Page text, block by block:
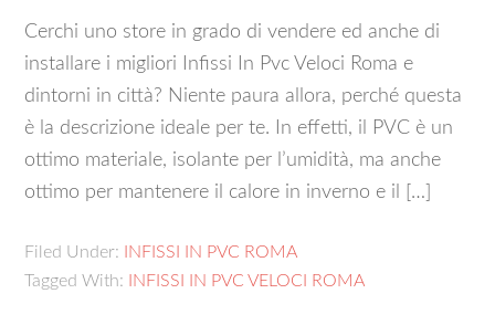
Cerchi uno store in grado di vendere ed anche di
installare i migliori Infissi In Pvc Veloci Roma e
dintorni in città? Niente paura allora, perché questa
è la descrizione ideale per te. In effetti, il PVC è un
ottimo materiale, isolante per l’umidità, ma anche
ottimo per mantenere il calore in inverno e il […]
Filed Under:
INFISSI IN PVC ROMA
Tagged With:
INFISSI IN PVC VELOCI ROMA